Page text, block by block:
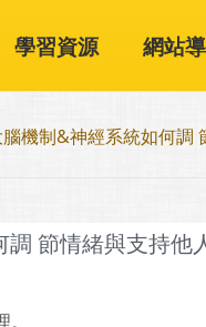
學習資源 網站
機制&神經系統如何調
節情緒與支持他人